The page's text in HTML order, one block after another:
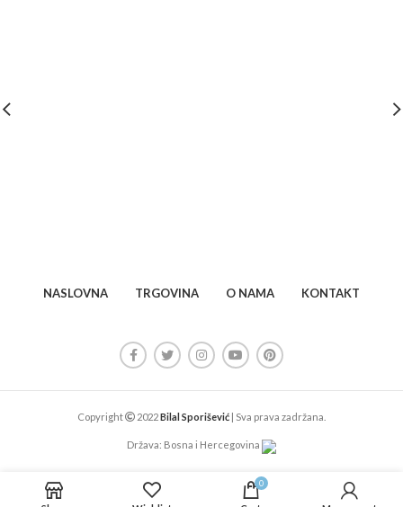
NASLOVNA TRGOVINA O NAMA KONTAKT
Copyright 2022Bilal Sporišević | Sva prava zadržana.
Država: Bosna i Hercegovina
0